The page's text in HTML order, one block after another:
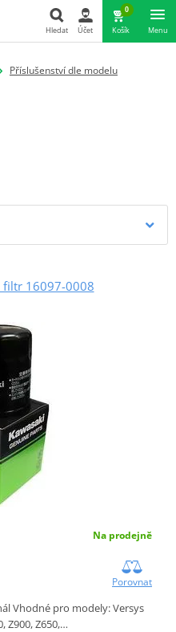
Hledat
Hledat Účet
0
Košík Menu
Příslušenství dle modelu
filtr 16097-0008
Na prodejně
Porovnat
Vhodné pro modely: Versys
Z900, Z650,…